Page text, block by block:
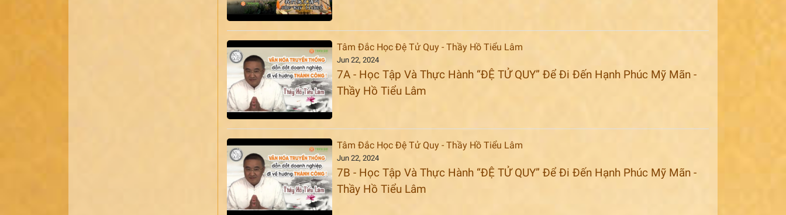
Tâm Đắc Học Đệ Tử Quy - Thầy Hồ Tiểu Lâm
Jun 22, 2024
7A - Học Tập Và Thực Hành “ĐỆ TỬ QUY” Để Đi Đến Hạnh Phúc Mỹ Mãn -
Thầy Hồ Tiểu Lâm
Tâm Đắc Học Đệ Tử Quy - Thầy Hồ Tiểu Lâm
Jun 22, 2024
7B - Học Tập Và Thực Hành “ĐỆ TỬ QUY” Để Đi Đến Hạnh Phúc Mỹ Mãn -
Thầy Hồ Tiểu Lâm